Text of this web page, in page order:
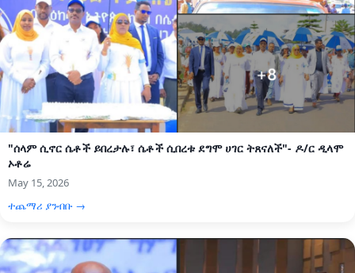
"ሰላም ሲኖር ሴቶች ይበረታሉ፣ ሴቶች ሲበረቱ ደግሞ ሀገር ትጸናለች"- ዶ/ር ዲላሞ
ኦቶሬ
May 15, 2026
ተጨማሪ ያንብቡ →